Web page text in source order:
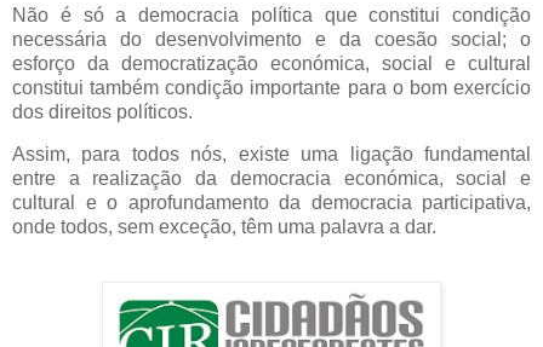
Não é só a democracia política que constitui condição
necessária do desenvolvimento e da coesão social; o
esforço da democratização económica, social e cultural
constitui também condição importante para o bom exercício
dos direitos políticos.
Assim, para todos nós, existe uma ligação fundamental
entre a realização da democracia económica, social e
cultural e o aprofundamento da democracia participativa,
onde todos, sem exceção, têm uma palavra a dar.